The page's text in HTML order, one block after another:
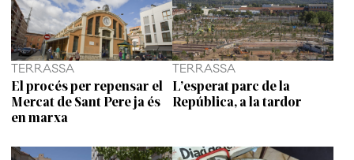
TERRASSA
El procés per repensar el
Mercat de Sant Pere ja és
en marxa
TERRASSA
L’esperat parc de la
República, a la tardor